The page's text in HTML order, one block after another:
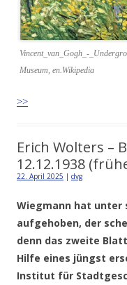
Vincent_van_Gogh_-
Museum, en.Wikipedia
>>
Erich Wolters –
12.12.1938
22. April 2025 | dvg
Wiegmann hat unter
aufgehoben, der
denn das zweite
Hilfe eines jüngst
Institut für